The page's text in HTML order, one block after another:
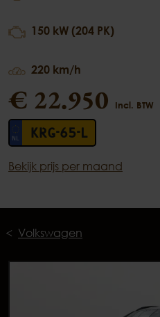
150 kW (204 PK)
220 km/h
€ 22.950 Incl. BTW
KRG-65-L
Bekijk prijs per maand
Volkswagen